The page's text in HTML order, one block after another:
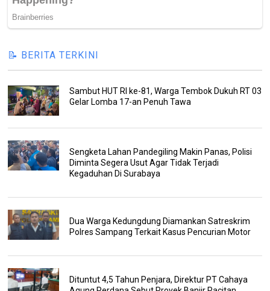
📝 BERITA TERKINI
Sambut HUT RI ke-81, Warga Tembok Dukuh RT 03
Gelar Lomba 17-an Penuh Tawa
Sengketa Lahan Pandegiling Makin Panas, Polisi
Diminta Segera Usut Agar Tidak Terjadi
Kegaduhan Di Surabaya
Dua Warga Kedungdung Diamankan Satreskrim
Polres Sampang Terkait Kasus Pencurian Motor
Dituntut 4,5 Tahun Penjara, Direktur PT Cahaya